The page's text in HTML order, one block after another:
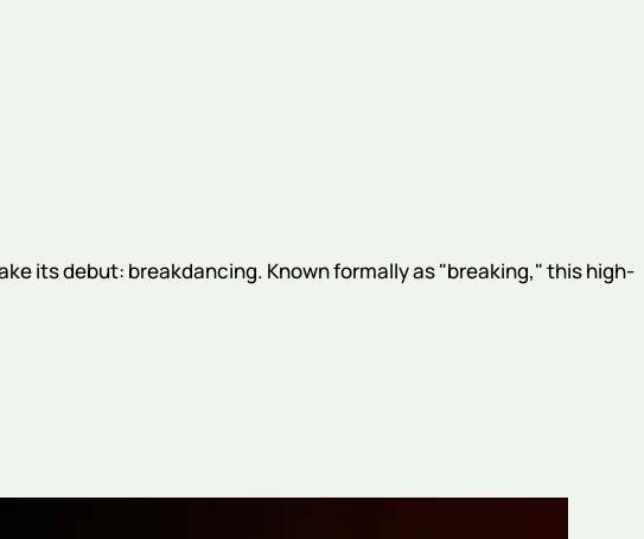
its debut: breakdancing. Known formally as "breaking," this high-